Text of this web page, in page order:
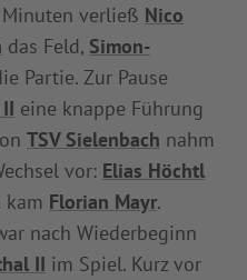
verließ Nico
das Feld, Simon-
Partie. Zur Pause
eine knappe Führung
TSV Sielenbach nahm
vor: Elias Höchtl
kam Florian Mayr.
nach Wiederbeginn
II im Spiel. Kurz vor